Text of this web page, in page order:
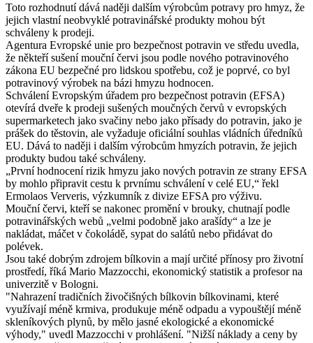
Toto rozhodnutí dává naději dalším výrobcům potravy pro hmyz, že
jejich vlastní neobvyklé potravinářské produkty mohou být
schváleny k prodeji.
Agentura Evropské unie pro bezpečnost potravin ve středu uvedla,
že někteří sušení mouční červi jsou podle nového potravinového
zákona EU bezpečné pro lidskou spotřebu, což je poprvé, co byl
potravinový výrobek na bázi hmyzu hodnocen.
Schválení Evropským úřadem pro bezpečnost potravin (EFSA)
otevírá dveře k prodeji sušených moučných červů v evropských
supermarketech jako svačiny nebo jako přísady do potravin, jako je
prášek do těstovin, ale vyžaduje oficiální souhlas vládních úředníků
EU. Dává to naději i dalším výrobcům hmyzích potravin, že jejich
produkty budou také schváleny.
„První hodnocení rizik hmyzu jako nových potravin ze strany EFSA
by mohlo připravit cestu k prvnímu schválení v celé EU,“ řekl
Ermolaos Ververis, výzkumník z divize EFSA pro výživu.
Mouční červi, kteří se nakonec promění v brouky, chutnají podle
potravinářských webů „velmi podobně jako arašídy“ a lze je
nakládat, máčet v čokoládě, sypat do salátů nebo přidávat do
polévek.
Jsou také dobrým zdrojem bílkovin a mají určité přínosy pro životní
prostředí, říká Mario Mazzocchi, ekonomický statistik a profesor na
univerzitě v Bologni.
"Nahrazení tradičních živočišných bílkovin bílkovinami, které
využívají méně krmiva, produkuje méně odpadu a vypouštějí méně
skleníkových plynů, by mělo jasné ekologické a ekonomické
výhody," uvedl Mazzocchi v prohlášení. "Nižší náklady a ceny by